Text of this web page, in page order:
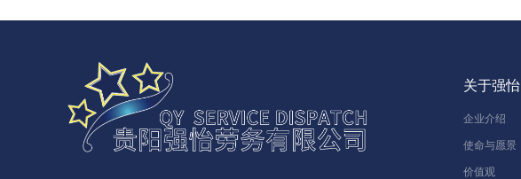
关于强怡
企业介绍
使命与愿景
价值观